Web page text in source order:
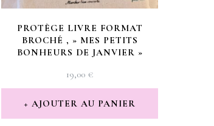
PROTÈGE LIVRE FORMAT
BROCHÉ , » MES PETITS
BONHEURS DE JANVIER »
19,00 €
AJOUTER AU PANIER